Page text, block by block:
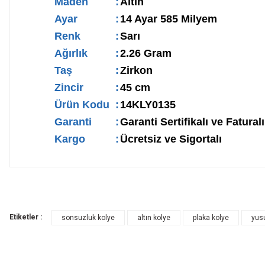
Ayar
: 14 Ayar 585 Milyem
Renk
:Sarı
Ağırlık
:2.26 Gram
Taş
:Zirkon
Zincir
:45 cm
Ürün Kodu : 14KLY0135
Garanti
:Garanti Sertifikalı ve Faturalı
Kargo
: Ücretsiz ve Sigortalı
Etiketler : sonsuzluk kolye altın kolye plaka kolye